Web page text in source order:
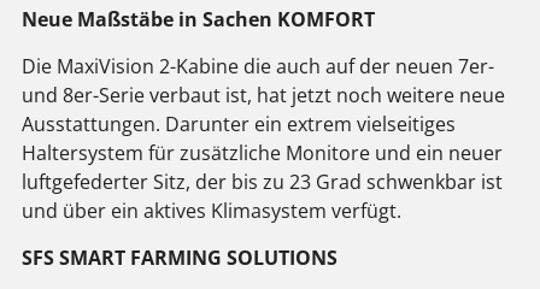
Neue Maßstäbe in Sachen KOMFORT
Die MaxiVision 2-Kabine die auch auf der neuen 7er-
und 8er-Serie verbaut ist, hat jetzt noch weitere neue
Ausstattungen. Darunter ein extrem vielseitiges
Haltersystem für zusätzliche Monitore und ein neuer
luftgefederter Sitz, der bis zu 23 Grad schwenkbar ist
und über ein aktives Klimasystem verfügt.
SFS SMART FARMING SOLUTIONS